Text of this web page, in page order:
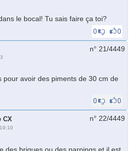
le bocal! Tu sais faire ça toi?
0 0
n° 21/4449
pour avoir des piments de 30 cm de
0 0
CX n° 22/4449